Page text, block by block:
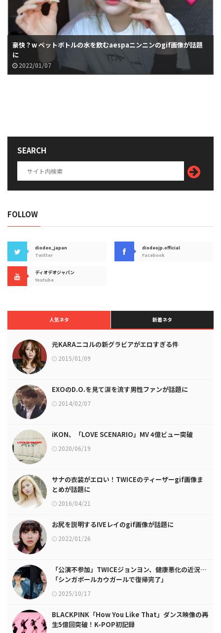
豪快？w ペットボトルの水を飲むaespaニンニンのgif画像が話題
に
2022/01/07
SEARCH
FOLLOW
diodeo_japan
Twitter
diodeojp.official
Facebook
ディオデオジャパン
Youtube
人気ネタ 新着ネタ
元KARAニコルの新グラビアがエロすぎる件
2015/01/09
EXOのD.O.を見て涙を流す男性ファンが話題に
2014/02/07
iKON、「LOVE SCENARIO」MV 4億ビュー突破
2020/06/19
サナの衣装がエロい！TWICEのティーザーgif画像ま
とめが話題に
2016/04/21
お尻を説明するIVEレイのgif画像が話題に
2022/01/26
「公演不参加」TWICEジョンヨン、健康悪化の近況…
「シンガポールカウガールで復帰完了」
2025/10/17
BLACKPINK「How You Like That」ダンス映像の再
生5億回突破！K-POP初記録